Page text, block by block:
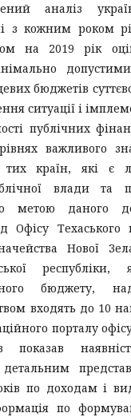
аналіз
з кожним роком
на 2019 рік
бюджетів
ситуації і
публічних
важливого
тих країн, які є
влади та
метою даного
Офісу
Нової
республіки,
бюджету,
входять до 10
порталу
показав
детальним
по доходам і
по